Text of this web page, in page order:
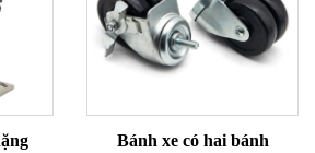
Bánh xe có hai bánh